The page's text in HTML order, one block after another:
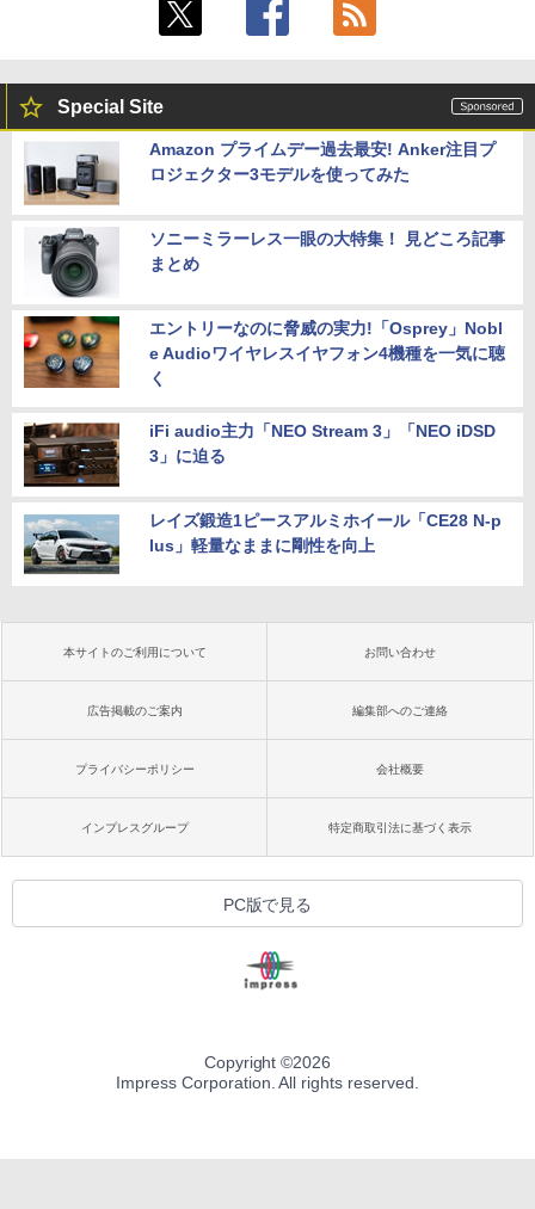
Special Site
Amazon プライムデー過去最安! Anker注目プ
ロジェクター3モデルを使ってみた
ソニーミラーレス一眼の大特集！ 見どころ記事
まとめ
エントリーなのに脅威の実力!「Osprey」Nobl
e Audioワイヤレスイヤフォン4機種を一気に聴
く
iFi audio主力「NEO Stream 3」「NEO iDSD
3」に迫る
レイズ鍛造1ピースアルミホイール「CE28 N-p
lus」軽量なままに剛性を向上
本サイトのご利用について お問い合わせ
広告掲載のご案内 編集部へのご連絡
プライバシーポリシー 会社概要
インプレスグループ 特定商取引法に基づく表示
PC版で見る
Copyright ©2026
Impress Corporation. All rights reserved.